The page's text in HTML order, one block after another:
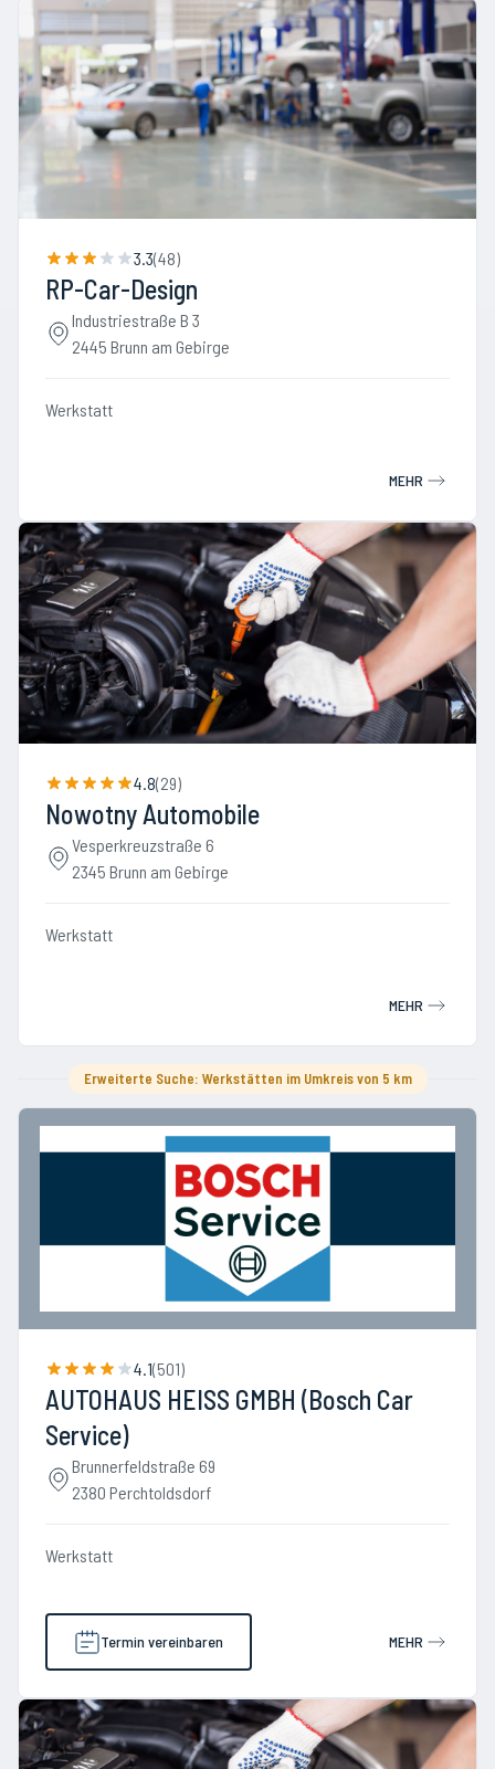
3.3(48)
RP-Car-Design
Industriestraße B 3
2445 Brunn am Gebirge
Werkstatt
MEHR
4.8(29)
Nowotny Automobile
Vesperkreuzstraße 6
2345 Brunn am Gebirge
Werkstatt
MEHR
Erweiterte Suche: Werkstätten im Umkreis von 5 km
4.1(501)
AUTOHAUS HEISS GMBH (Bosch Car
Service)
Brunnerfeldstraße 69
2380 Perchtoldsdorf
Werkstatt
Termin vereinbaren MEHR